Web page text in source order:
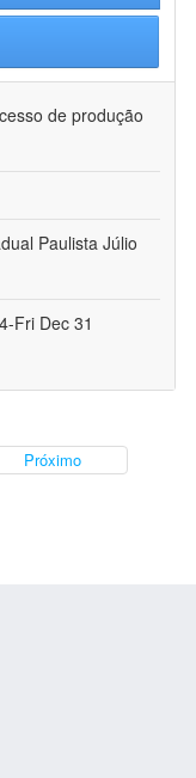
de produção
Paulista Júlio
Fri Dec 31
Próximo